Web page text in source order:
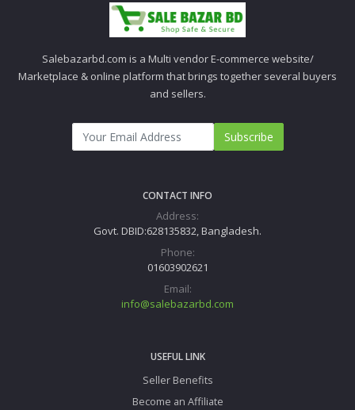
Salebazarbd.com is a Multi vendor E-commerce website/
Marketplace & online platform that brings together several buyers
and sellers.
Subscribe
CONTACT INFO
Address:
Govt. DBID:628135832, Bangladesh.
Phone:
01603902621
Email:
info@salebazarbd.com
USEFUL LINK
Seller Benefits
Become an Affiliate